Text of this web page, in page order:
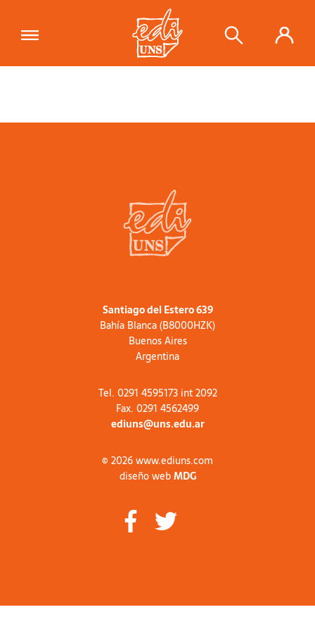
Santiago del Estero 639
Bahía Blanca (B8000HZK)
Buenos Aires
Argentina
Tel. 0291 4595173 int 2092
Fax. 0291 4562499
ediuns@uns.edu.ar
© 2026 www.ediuns.com
diseño webMDG